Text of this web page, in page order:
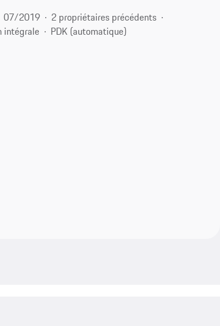
07/2019
2 propriétaires précédents
intégrale
PDK (automatique)